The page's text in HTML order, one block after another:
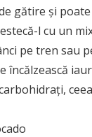
gătire și
l cu un
pe tren sau
încălzească